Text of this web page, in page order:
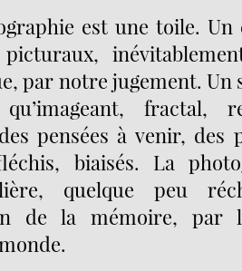
est une toile. Un
picturaux,
par notre jugement.
fractal,
pensées à venir, des
biaisés. La
quelque peu
de la mémoire, par